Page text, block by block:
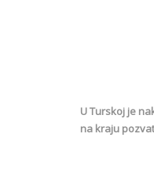
U Turskoj je
na kraju